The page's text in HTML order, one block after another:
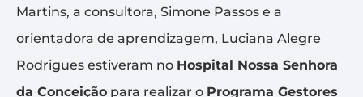
Martins, a consultora, Simone Passos e a
orientadora de aprendizagem, Luciana Alegre
Rodrigues estiveram no Hospital Nossa Senhora
da Conceição para realizar o Programa Gestores